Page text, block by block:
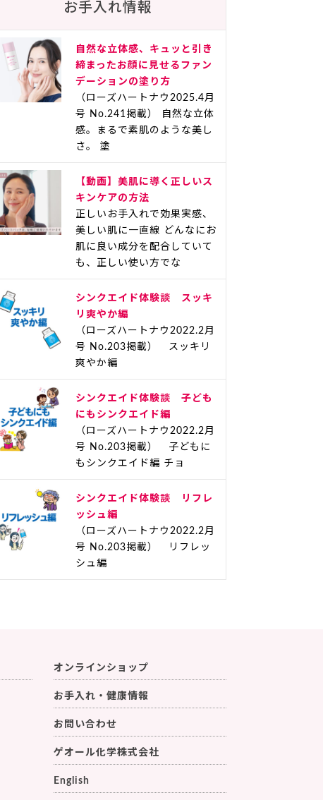
お手入れ情報
自然な立体感、キュッと引き
締まったお顔に見せるファン
デーションの塗り方
（ローズハートナウ2025.4月
号 No.241掲載） 自然な立体
感。まるで素肌のような美し
さ。 塗
【動画】美肌に導く正しいス
キンケアの方法
正しいお手入れで効果実感、
美しい肌に一直線 どんなにお
肌に良い成分を配合していて
も、正しい使い方でな
シンクエイド体験談 スッキ
リ爽やか編
（ローズハートナウ2022.2月
号 No.203掲載） スッキリ
爽やか編
シンクエイド体験談 子ども
にもシンクエイド編
（ローズハートナウ2022.2月
号 No.203掲載） 子どもに
もシンクエイド編 チョ
シンクエイド体験談 リフレ
ッシュ編
（ローズハートナウ2022.2月
号 No.203掲載） リフレッ
シュ編
オンラインショップ
お手入れ・健康情報
お問い合わせ
ゲオール化学株式会社
English